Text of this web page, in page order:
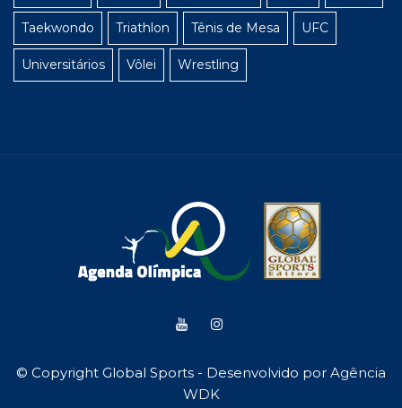
Taekwondo Triathlon Tênis de Mesa UFC
Universitários Vôlei Wrestling
© Copyright Global Sports - Desenvolvido por Agência
WDK